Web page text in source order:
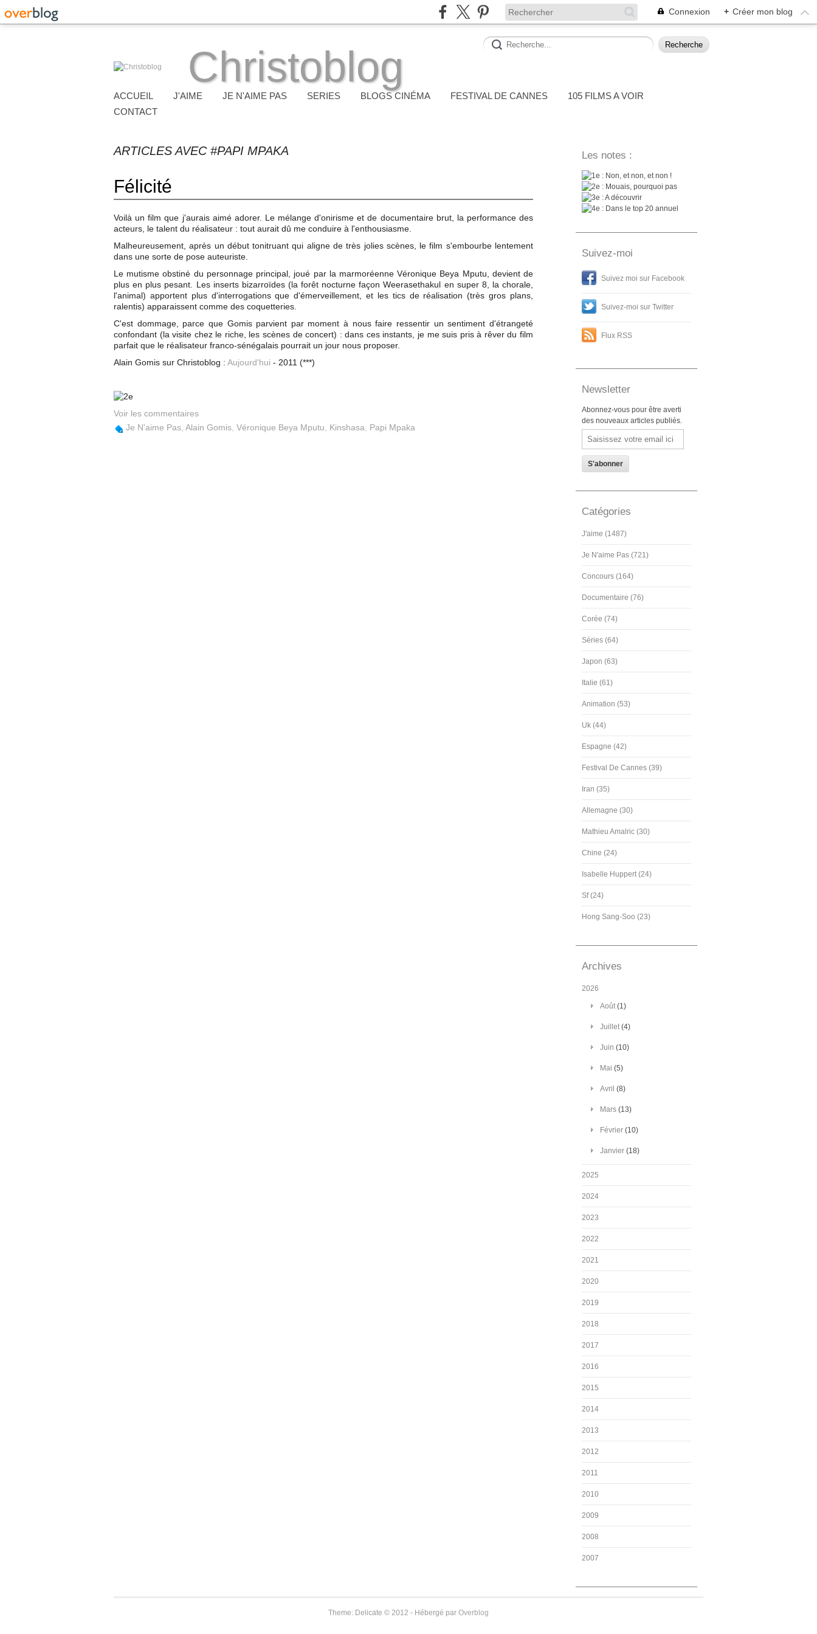
Connexion + Créer mon blog
Christoblog
ACCUEIL J'AIME JE N'AIME PAS SERIES BLOGS CINÉMA FESTIVAL DE CANNES
105 FILMS A VOIR
CONTACT
ARTICLES AVEC #PAPI MPAKA
Félicité
Voilà un film que j'aurais aimé adorer. Le mélange d'onirisme et de documentaire brut, la performance des
acteurs, le talent du réalisateur : tout aurait dû me conduire à l'enthousiasme.
Malheureusement, après un début tonitruant qui aligne de très jolies scènes, le film s'embourbe lentement
dans une sorte de pose auteuriste.
Le mutisme obstiné du personnage principal, joué par la marmoréenne Véronique Beya Mputu, devient de
plus en plus pesant. Les inserts bizarroïdes (la forêt nocturne façon Weerasethakul en super 8, la chorale,
l'animal) apportent plus d'interrogations que d'émerveillement, et les tics de réalisation (très gros plans,
ralentis) apparaissent comme des coquetteries.
C'est dommage, parce que Gomis parvient par moment à nous faire ressentir un sentiment d'étrangeté
confondant (la visite chez le riche, les scènes de concert) : dans ces instants, je me suis pris à rêver du film
parfait que le réalisateur franco-sénégalais pourrait un jour nous proposer.
Alain Gomis sur Christoblog : Aujourd'hui - 2011 (***)
Voir les commentaires
Je N'aime Pas Alain Gomis Véronique Beya Mputu Kinshasa Papi Mpaka
Les notes :
: Non, et non, et non !
: Mouais, pourquoi pas
: A découvrir
: Dans le top 20 annuel
Suivez-moi
Suivez moi sur Facebook
Suivez-moi sur Twitter
Flux RSS
Newsletter
Abonnez-vous pour être averti
des nouveaux articles publiés.
Email
Catégories
J'aime (1487)
Je N'aime Pas (721)
Concours (164)
Documentaire (76)
Corée (74)
Séries (64)
Japon (63)
Italie (61)
Animation (53)
Uk (44)
Espagne (42)
Festival De Cannes (39)
Iran (35)
Allemagne (30)
Mathieu Amalric (30)
Chine (24)
Isabelle Huppert (24)
Sf (24)
Hong Sang-Soo (23)
Archives
2026
Août(1)
Juillet(4)
Juin (10)
Mai (5)
Avril (8)
Mars (13)
Février (10)
Janvier (18)
2025
2024
2023
2022
2021
2020
2019
2018
2017
2016
2015
2014
2013
2012
2011
2010
2009
2008
2007
Theme: Delicate © 2012 - Hébergé par Overblog